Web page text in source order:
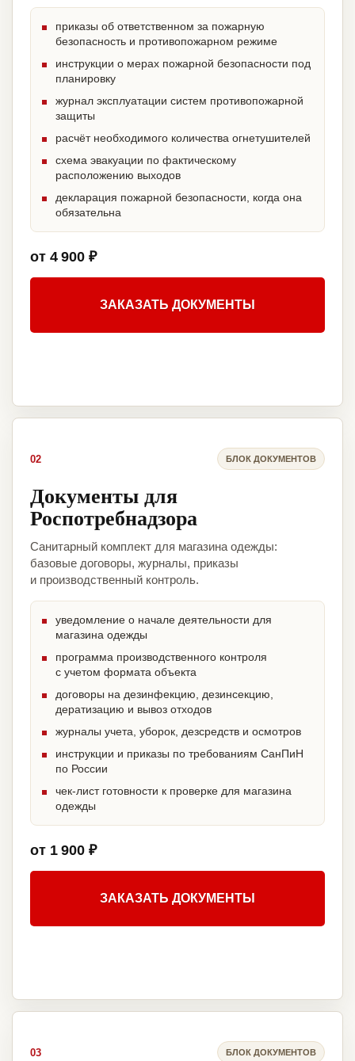
приказы об ответственном за пожарную
безопасность и противопожарном режиме
инструкции о мерах пожарной безопасности под
планировку
журнал эксплуатации систем противопожарной
защиты
расчёт необходимого количества огнетушителей
схема эвакуации по фактическому
расположению выходов
декларация пожарной безопасности, когда она
обязательна
от 4 900 ₽
ЗАКАЗАТЬ ДОКУМЕНТЫ
02 БЛОК ДОКУМЕНТОВ
Документы для
Роспотребнадзора
Санитарный комплект для магазина одежды:
базовые договоры, журналы, приказы
и производственный контроль.
уведомление о начале деятельности для
магазина одежды
программа производственного контроля
с учетом формата объекта
договоры на дезинфекцию, дезинсекцию,
дератизацию и вывоз отходов
журналы учета, уборок, дезсредств и осмотров
инструкции и приказы по требованиям СанПиН
по России
чек-лист готовности к проверке для магазина
одежды
от 1 900 ₽
ЗАКАЗАТЬ ДОКУМЕНТЫ
03 БЛОК ДОКУМЕНТОВ